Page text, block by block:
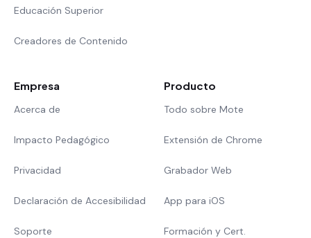
Educación Superior
Creadores de Contenido
Empresa
Acerca de
Impacto Pedagógico
Privacidad
Declaración de Accesibilidad
Soporte
Producto
Todo sobre Mote
Extensión de Chrome
Grabador Web
App para iOS
Formación y Cert.